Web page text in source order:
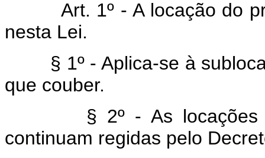
Art. 1º - A locação do
nesta Lei.
§ 1º - Aplica-se à
que couber.
§ 2º - As locações
continuam regidas pelo